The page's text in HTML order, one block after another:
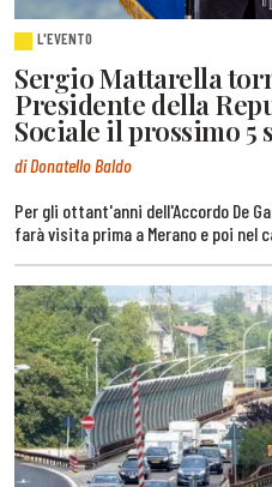
L'EVENTO
Sergio Mattarella
Presidente della
Sociale il prossimo 5
di Donatello Baldo
Per gli ottant'anni dell'Accordo De
farà visita prima a Merano e poi nel